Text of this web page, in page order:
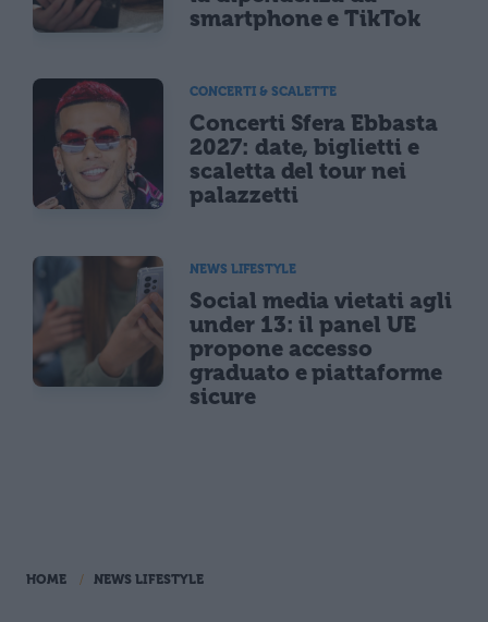
smartphone e TikTok
CONCERTI & SCALETTE
Concerti Sfera Ebbasta
2027: date, biglietti e
scaletta del tour nei
palazzetti
NEWS LIFESTYLE
Social media vietati agli
under 13: il panel UE
propone accesso
graduato e piattaforme
sicure
HOME NEWS LIFESTYLE